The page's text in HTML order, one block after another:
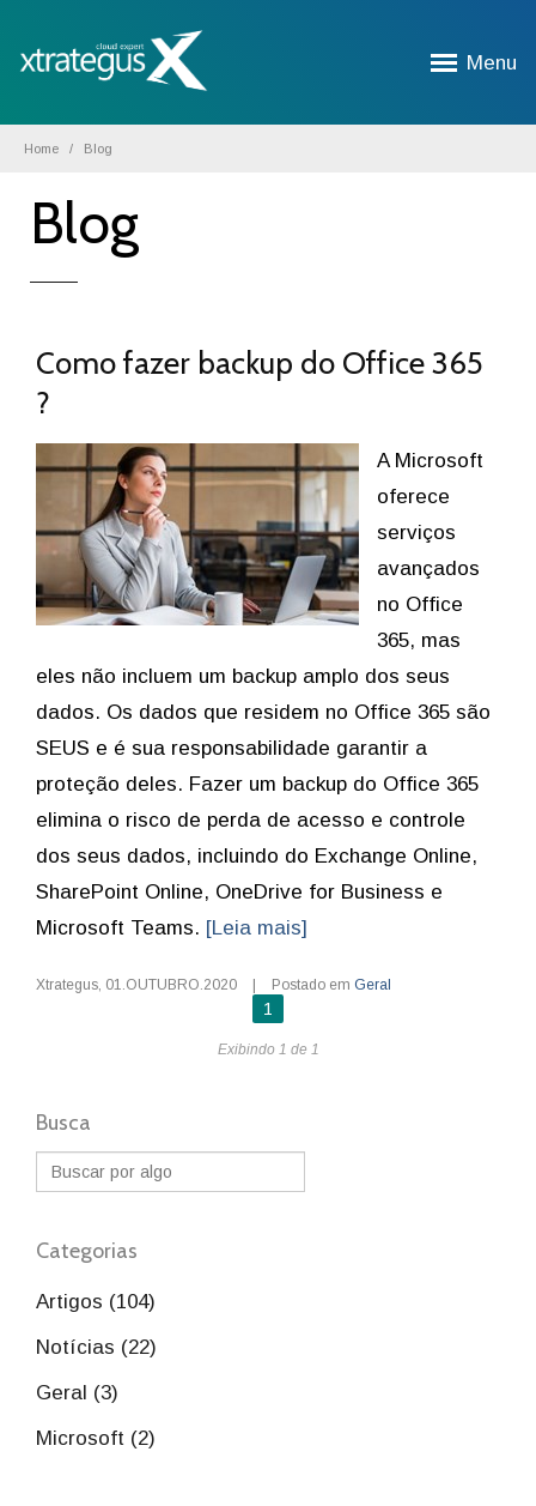
Menu
Home Blog
Blog
Como fazer backup do Office 365
?
A Microsoft
oferece
serviços
avançados
no Office
365, mas
eles não incluem um backup amplo dos seus
dados. Os dados que residem no Office 365 são
SEUS e é sua responsabilidade garantir a
proteção deles. Fazer um backup do Office 365
elimina o risco de perda de acesso e controle
dos seus dados, incluindo do Exchange Online,
SharePoint Online, OneDrive for Business e
Microsoft Teams. [Leia mais]
Xtrategus, 01.OUTUBRO.2020 Postado em Geral
1
Exibindo 1 de 1
Busca
Categorias
Artigos (104)
Notícias (22)
Geral (3)
Microsoft (2)